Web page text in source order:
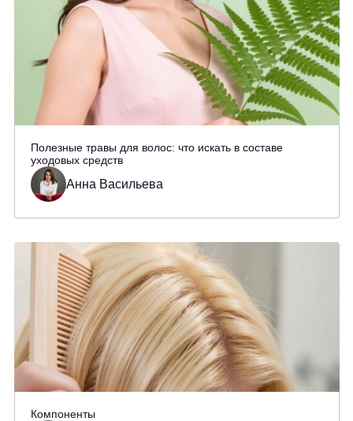
Полезные травы для волос: что искать в составе
уходовых средств
Анна Васильева
Компоненты